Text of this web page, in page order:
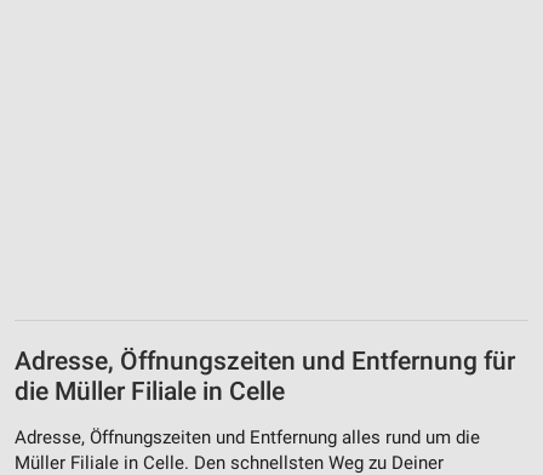
Adresse, Öffnungszeiten und Entfernung für
die Müller Filiale in Celle
Adresse, Öffnungszeiten und Entfernung alles rund um die
Müller Filiale in Celle. Den schnellsten Weg zu Deiner